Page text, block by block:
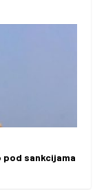
sankcijama